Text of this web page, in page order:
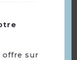
offre sur